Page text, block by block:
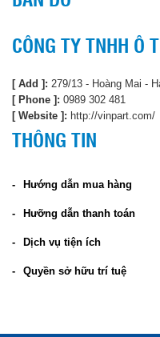
CÔNG TY TNHH Ô
[ Add ]: 279/13 - Hoàng Mai -
[ Phone ]: 0989 302 481
[ Website ]: http://vinpart.com/
THÔNG TIN
Hướng dẫn mua hàng
Hưỡng dẫn thanh toán
Dịch vụ tiện ích
Quyền sở hữu trí tuệ